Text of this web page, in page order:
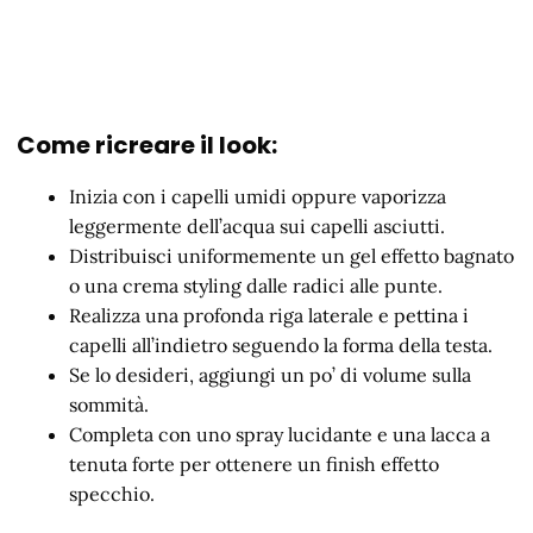
Come ricreare il look:
Inizia con i capelli umidi oppure vaporizza
leggermente dell’acqua sui capelli asciutti.
Distribuisci uniformemente un gel effetto bagnato
o una crema styling dalle radici alle punte.
Realizza una profonda riga laterale e pettina i
capelli all’indietro seguendo la forma della testa.
Se lo desideri, aggiungi un po’ di volume sulla
sommità.
Completa con uno spray lucidante e una lacca a
tenuta forte per ottenere un finish effetto
specchio.